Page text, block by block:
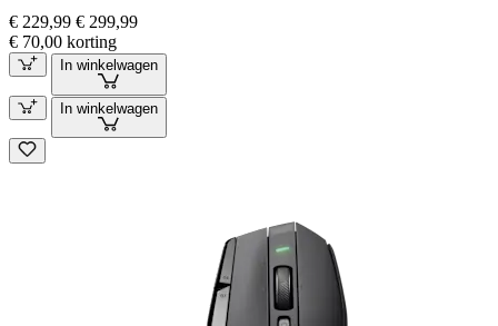
€ 229,99 € 299,99
€ 70,00 korting
In winkelwagen
In winkelwagen